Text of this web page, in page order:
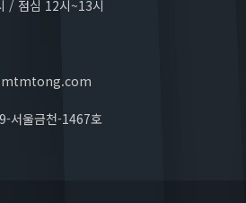
/ 점심 12시~13시
서울금천-1467호